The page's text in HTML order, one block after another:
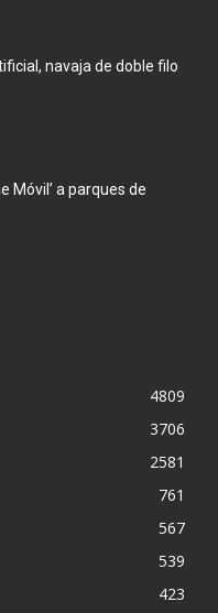
navaja de doble filo
Móvil’ a parques de
4809
3706
2581
761
567
539
423